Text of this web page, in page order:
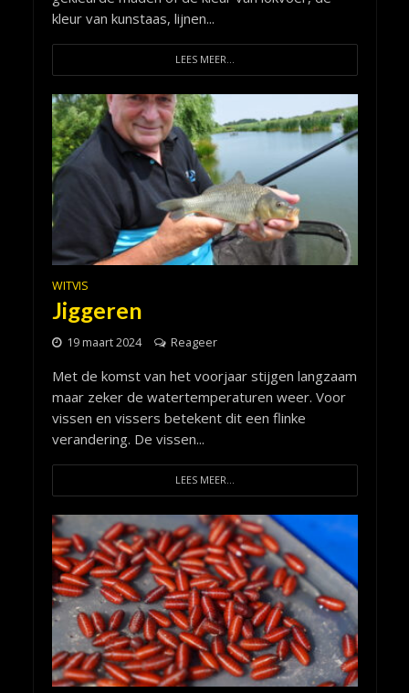
kleur van kunstaas, lijnen...
LEES MEER...
WITVIS
Jiggeren
19 maart 2024 Reageer
Met de komst van het voorjaar stijgen langzaam
maar zeker de watertemperaturen weer. Voor
vissen en vissers betekent dit een flinke
verandering. De vissen...
LEES MEER...